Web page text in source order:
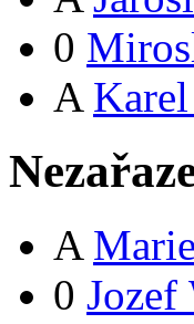
0
A
A
0 Jozef